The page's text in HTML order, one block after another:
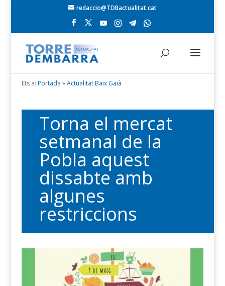
redaccio@TDBactualitat.cat
Ets a: Portada »Actualitat Baix Gaià
Torna el mercat
setmanal de la
Pobla aquest
dissabte amb
algunes
restriccions